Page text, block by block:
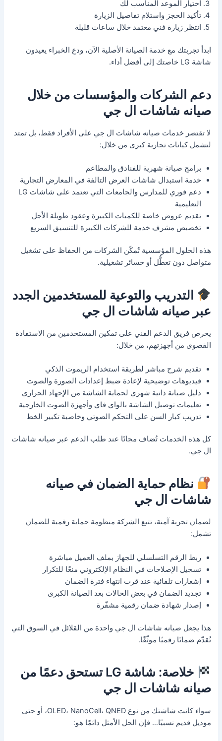
اختيار الموعد المناسب لك
تأكيد الحجز واستلام تفاصيل الزيارة
انتظر زيارة فني معتمد خلال ساعات قليلة
ابدأ تجربتك مع خدمة الصيانة الأصلية الآن، ودع الخبراء يعيدون
شاشة LG خاصتك إلى أفضل أداء.
دعم الشركات والمؤسسات من خلال
صيانه شاشات ال جي
لا تقتصر خدمات صيانه شاشات ال جي على الأفراد فقط، بل تمتد
لتشمل كيانات تجارية كبرى من خلال:
برامج صيانة شهرية للفنادق والمطاعم
خدمة استبدال شاشات العرض التالفة في المعارض التجارية
دعم فوري للمدارس والجامعات التي تعتمد على شاشات LG
التعليمية
تقديم عروض خاصة للكميات الكبيرة وعقود طويلة الأجل
تخصيص مشرف خدمة للشركات الكبيرة للتنسيق السريع
هذه الحلول المؤسسية تُمكّن الشركات من الحفاظ على تشغيل
متواصل دون تعطُّل أو خسائر تشغيلية.
التدريب والتوعية للمستخدمين الجدد
عبر صيانه شاشات ال جي
يحرص فريق الدعم الفني على تمكين المستخدمين من الاستفادة
القصوى من أجهزتهم، من خلال:
تقديم شرح مباشر لطريقة استخدام الريموت الذكي
فيديوهات توضيحية لإعادة ضبط إعدادات الصورة والصوت
دليل صيانة ذاتية شهري لحماية الشاشة من الإجهاد الحراري
تعليمات توصيل الشاشة بالواي فاي وأجهزة الصوت الخارجية
تدريب كبار السن على التحكم الصوتي وخاصية تكبير الخط
كل هذه الخدمات تُضاف مجانًا عند طلب الدعم عبر صيانه شاشات
ال جي.
نظام حماية الضمان في صيانه
شاشات ال جي
لضمان تجربة آمنة، تتبع الشركة منظومة حماية رقمية للضمان
تشمل:
ربط الرقم التسلسلي للجهاز بملف العميل مباشرة
تسجيل الإصلاحات في النظام الإلكتروني منعًا للتكرار
إشعارات تلقائية عند قرب انتهاء فترة الضمان
تجديد الضمان في بعض الحالات بعد الصيانة الكبرى
إصدار شهادة ضمان رقمية مشفّرة
هذا يجعل صيانه شاشات ال جي واحدة من القلائل في السوق التي
تُقدّم ضمانًا رقميًا موثّقًا.
خلاصة: شاشة LG تستحق دعمًا من
صيانه شاشات ال جي
سواء كانت شاشتك من نوع OLED، NanoCell، QNED، أو حتى
موديل قديم نسبيًا… فإن الحل الأمثل دائمًا هو: